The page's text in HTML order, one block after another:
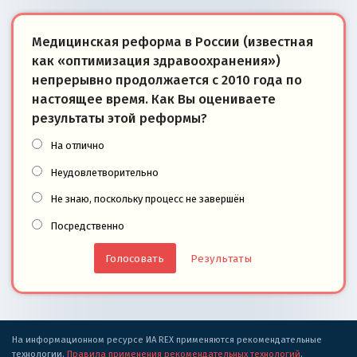
Медицинская реформа в России (известная
как «оптимизация здравоохранения»)
непрерывно продолжается с 2010 года по
настоящее время. Как Вы оцениваете
результаты этой реформы?
На отлично
Неудовлетворительно
Не знаю, поскольку процесс не завершён
Посредственно
Результаты
На информационном ресурсе ИА REX применяются рекомендательные
технологии. Правила применения рекомендательных технологий.